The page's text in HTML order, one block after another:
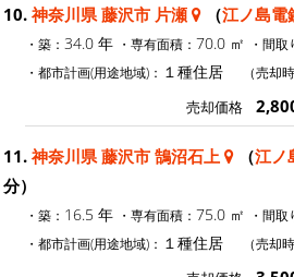
10. 神奈川県 藤沢市 片瀬 （江ノ島電
・築： 34.0 年 ・専有面積： 70.0 ㎡ ・間取
・都市計画(用途地域)： １種住居 （売却
売却価格
11. 神奈川県 藤沢市 鵠沼石上 （江ノ
分）
・築： 16.5 年 ・専有面積： 75.0 ㎡ ・間取
・都市計画(用途地域)： １種住居 （売却